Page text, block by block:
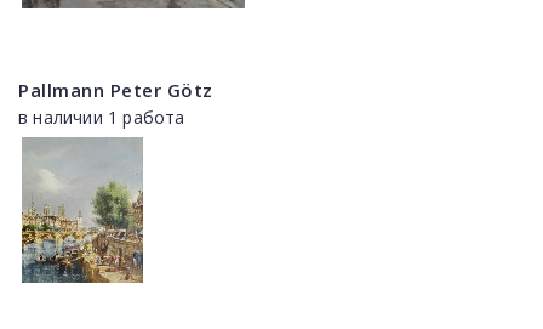
Pallmann Peter Götz
в наличии 1 работа